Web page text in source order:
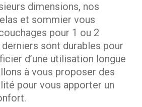
dimensions, nos
et sommier vous
pour 1 ou 2
sont durables pour
d’une utilisation longue
à vous proposer des
pour vous apporter un